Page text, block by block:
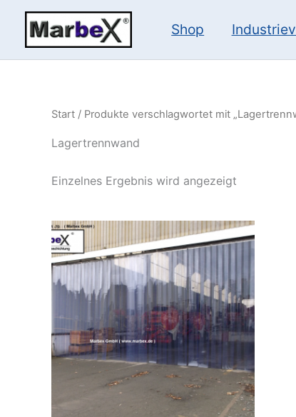
springen
Shop
Start / Produkte verschlagwortet mit
Lagertrennwand
Einzelnes Ergebnis wird angezeigt